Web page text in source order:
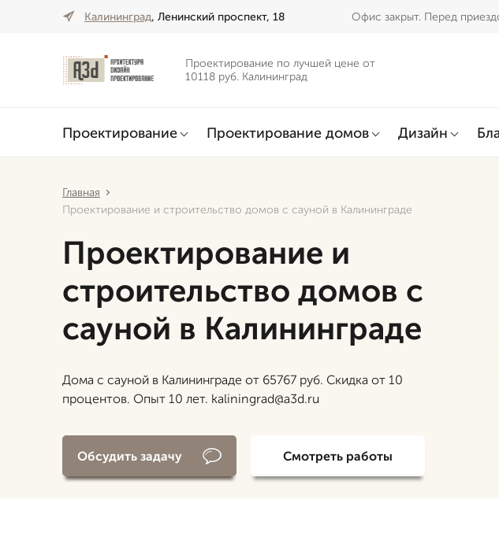
Калининград, Ленинский проспект, 18 Офис закрыт. Перед
Проектирование по лучшей цене от
10118 руб. Калининград
Проектирование Проектирование домов Дизайн
Главная
Проектирование и строительство домов с сауной в Калининграде
Проектирование и
строительство домов с
сауной в Калининграде
Дома с сауной в Калининграде от 65767 руб. Скидка от 10
процентов. Опыт 10 лет. kaliningrad@a3d.ru
Обсудить задачу Смотреть работы